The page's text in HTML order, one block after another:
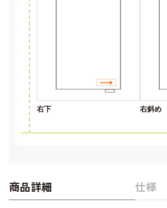
右下 右斜め
商品詳細 仕様